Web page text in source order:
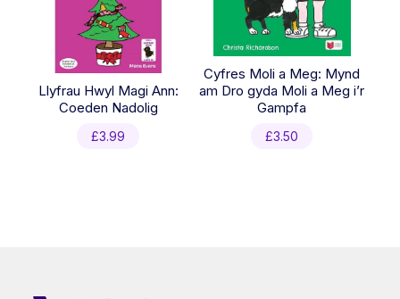
Llyfrau Hwyl Magi Ann:
Coeden Nadolig
£3.99
Cyfres Moli a Meg: Mynd
am Dro gyda Moli a Meg i’r
Gampfa
£3.50